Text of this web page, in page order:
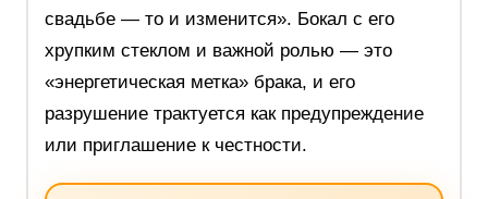
свадьбе — то и изменится». Бокал с его
хрупким стеклом и важной ролью — это
«энергетическая метка» брака, и его
разрушение трактуется как предупреждение
или приглашение к честности.